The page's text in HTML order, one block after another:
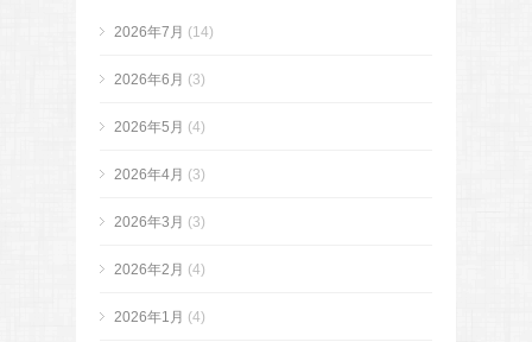
2026年7月 (14)
2026年6月 (3)
2026年5月 (4)
2026年4月 (3)
2026年3月 (3)
2026年2月 (4)
2026年1月 (4)